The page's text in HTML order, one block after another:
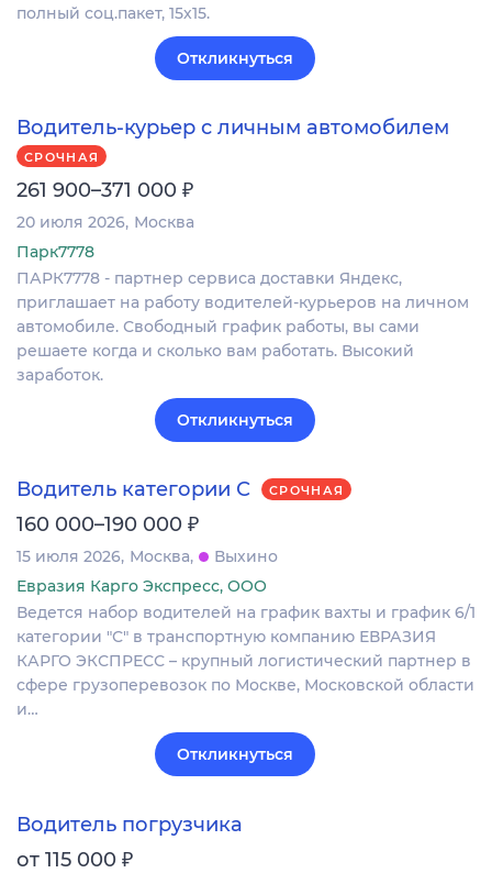
полный соц.пакет, 15х15.
Откликнуться
Водитель-курьер с личным автомобилем
СРОЧНАЯ
261 900–371 000 ₽
20 июля 2026 Москва
Парк7778
ПАРК7778 - партнер сервиса доставки Яндекс,
приглашает на работу водителей-курьеров на личном
автомобиле. Свободный график работы, вы сами
решаете когда и сколько вам работать. Высокий
заработок.
Откликнуться
Водитель категории С СРОЧНАЯ
160 000–190 000 ₽
15 июля 2026 Москва
Выхино
Евразия Карго Экспресс, ООО
Ведется набор водителей на график вахты и график 6/1
категории "С" в транспортную компанию ЕВРАЗИЯ
КАРГО ЭКСПРЕСС – крупный логистический партнер в
сфере грузоперевозок по Москве, Московской области
и…
Откликнуться
Водитель погрузчика
от 115 000 ₽